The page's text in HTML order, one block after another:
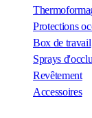
Protections
Box de travail
Sprays
Revêtement
Accessoires